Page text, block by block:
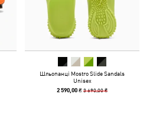
Шльопанці Mostro Slide Sandals
Unisex
2 590,00 ₴3 690,00 ₴